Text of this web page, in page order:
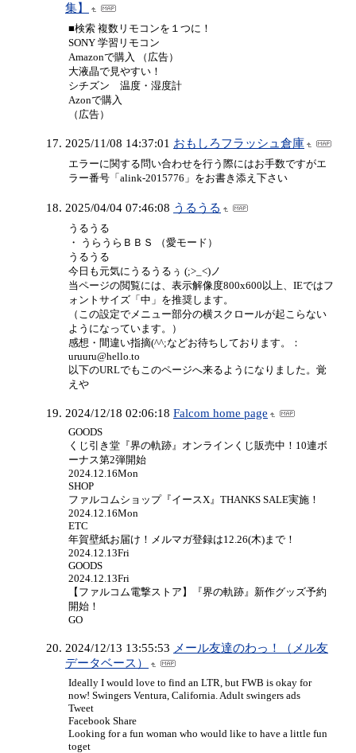
集】
■検索 複数リモコンを１つに！
SONY 学習リモコン
Amazonで購入 （広告）
大液晶で見やすい！
シチズン 温度・湿度計
Azonで購入
（広告）
2025/11/08 14:37:01 おもしろフラッシュ倉庫
エラーに関する問い合わせを行う際にはお手数ですがエ
ラー番号「alink-2015776」をお書き添え下さい
2025/04/04 07:46:08 うるうる
うるうる
・ うらうらＢＢＳ （愛モード）
うるうる
今日も元気にうるうるぅ (;>_<)ノ
当ページの閲覧には、表示解像度800x600以上、IEではフ
ォントサイズ「中」を推奨します。
（この設定でメニュー部分の横スクロールが起こらない
ようになっています。）
感想・間違い指摘(^^;などお待ちしております。：
uruuru@hello.to
以下のURLでもこのページへ来るようになりました。覚
えや
2024/12/18 02:06:18 Falcom home page
GOODS
くじ引き堂『界の軌跡』オンラインくじ販売中！10連ボ
ーナス第2弾開始
2024.12.16Mon
SHOP
ファルコムショップ『イースX』THANKS SALE実施！
2024.12.16Mon
ETC
年賀壁紙お届け！メルマガ登録は12.26(木)まで！
2024.12.13Fri
GOODS
2024.12.13Fri
【ファルコム電撃ストア】『界の軌跡』新作グッズ予約
開始！
GO
2024/12/13 13:55:53 メール友達のわっ！（メル友
データベース）
Ideally I would love to find an LTR, but FWB is okay for
now! Swingers Ventura, California. Adult swingers ads
Tweet
Facebook Share
Looking for a fun woman who would like to have a little fun
toget